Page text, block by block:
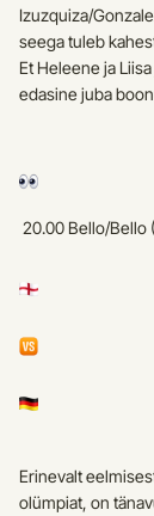
Izuzquiza/
seega tuleb
Et Heleene ja
edasine juba
20.00 Bello/Bello
Erinevalt
olümpiat, on